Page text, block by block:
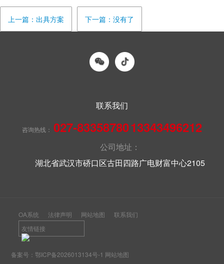
上一篇：出具方案 下一篇：没有了
联系我们
咨询热线： 027-8335878013343496212
公司地址：
湖北省武汉市硚口区古田四路广电财富中心2105
OA系统 法律声明 网站地图
联系我们
友情链接
备案号： 鄂ICP备2026013134号-1 网站地图